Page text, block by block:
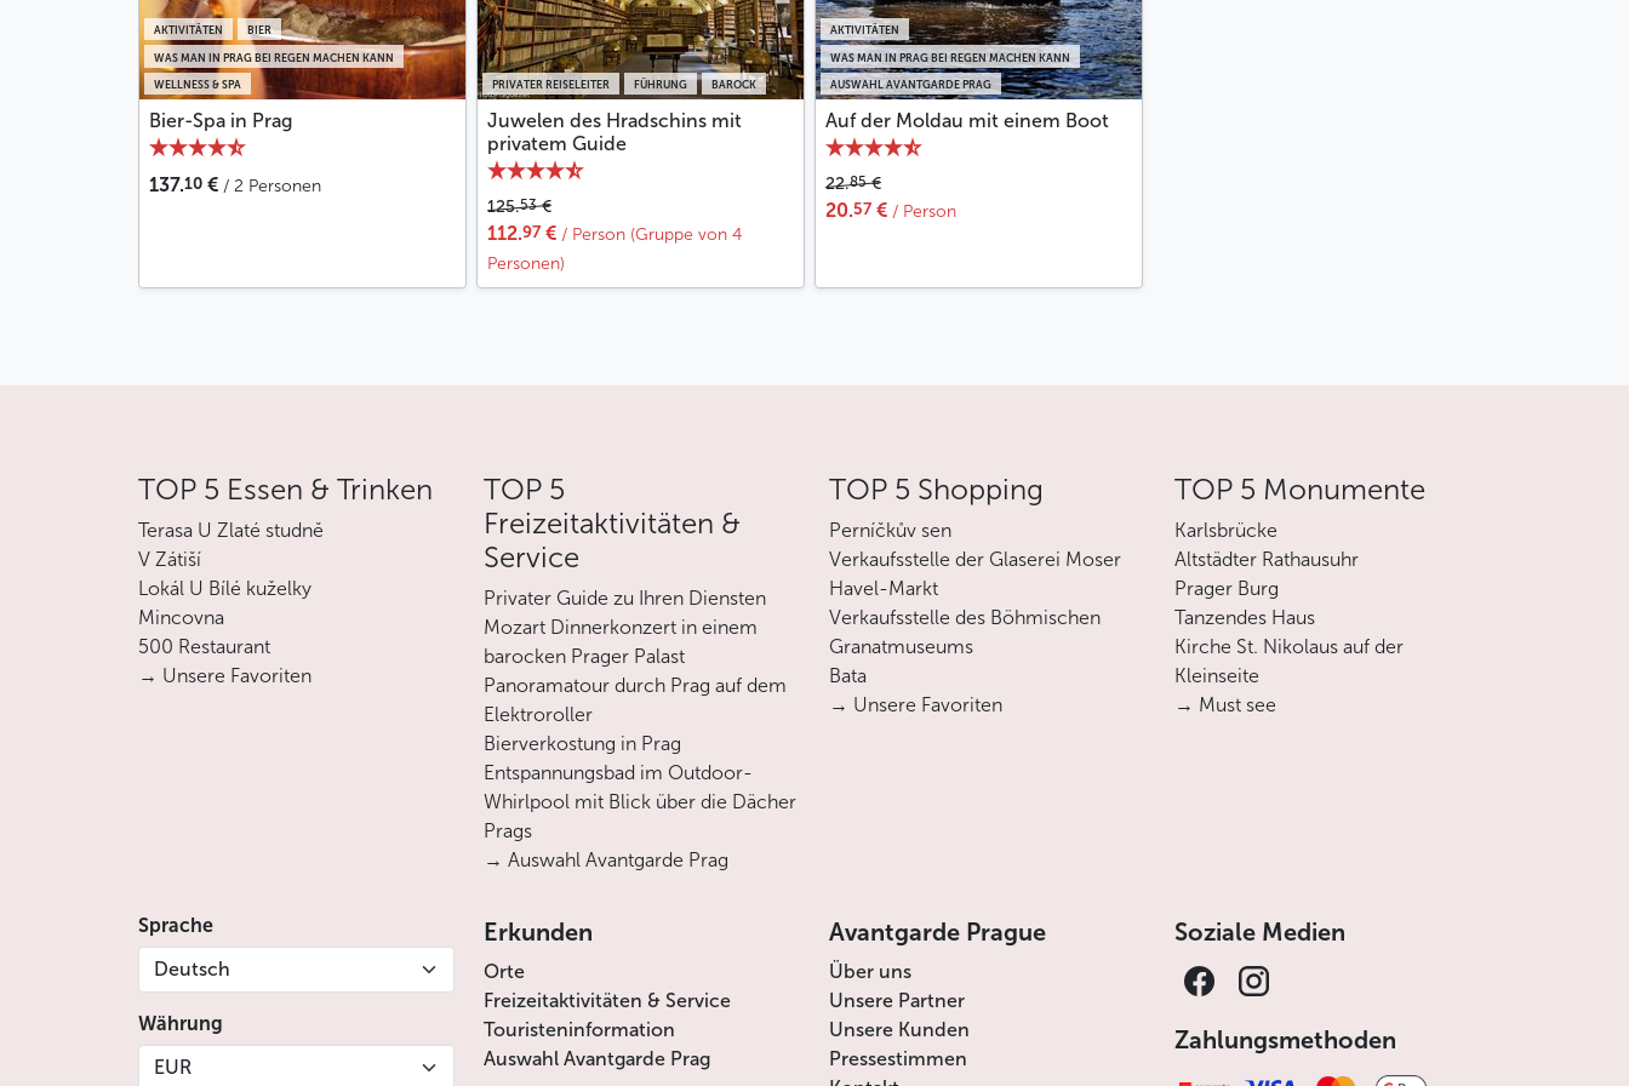
WELLNESS & SPA
WAS MAN IN PRAG BEI REGEN MACHEN KANN
AKTIVITÄTEN BIER
Bier-Spa in Prag
137.10 € / 2 Personen
PRIVATER REISELEITER FÜHRUNG BAROCK
Juwelen des Hradschins mit
privatem Guide
125.53€
112.97 € / Person (Gruppe von 4
Personen)
AUSWAHL AVANTGARDE PRAG
WAS MAN IN PRAG BEI REGEN MACHEN KANN
AKTIVITÄTEN
Auf der Moldau mit einem Boot
22.85€
20.57 € / Person
TOP 5 Essen & Trinken
Terasa U Zlaté studně
V Zátiší
Lokál U Bílé kuželky
Mincovna
500 Restaurant
→ Unsere Favoriten
TOP 5
Freizeitaktivitäten &
Service
Privater Guide zu Ihren Diensten
Mozart Dinnerkonzert in einem
barocken Prager Palast
Panoramatour durch Prag auf dem
Elektroroller
Bierverkostung in Prag
Entspannungsbad im Outdoor-
Whirlpool mit Blick über die Dächer
Prags
→ Auswahl Avantgarde Prag
TOP 5 Shopping
Perníčkův sen
Verkaufsstelle der Glaserei Moser
Havel-Markt
Verkaufsstelle des Böhmischen
Granatmuseums
Bata
→ Unsere Favoriten
TOP 5 Monumente
Karlsbrücke
Altstädter Rathausuhr
Prager Burg
Tanzendes Haus
Kirche St. Nikolaus auf der
Kleinseite
→ Must see
Sprache
Deutsch
Währung
EUR
Erkunden
Orte
Freizeitaktivitäten & Service
Touristeninformation
Auswahl Avantgarde Prag
Avantgarde Prague
Über uns
Unsere Partner
Unsere Kunden
Pressestimmen
Soziale Medien
Zahlungsmethoden